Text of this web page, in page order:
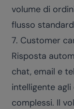
volume di
flusso
7. Customer
Risposta
chat, email e
intelligente
complessi. Il